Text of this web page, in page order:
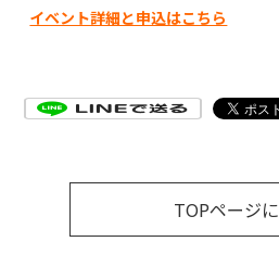
イベント詳細と申込はこちら
TOPページ